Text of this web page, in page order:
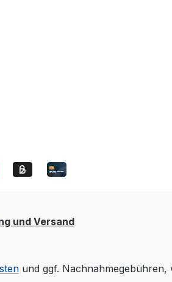
und Versand
und ggf. Nachnahmegebühren,